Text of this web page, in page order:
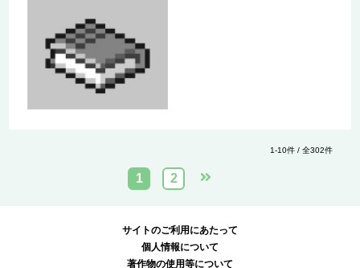
1-10件 / 全302件
1 2
サイトのご利用にあたって
個人情報について
著作物の使用等について